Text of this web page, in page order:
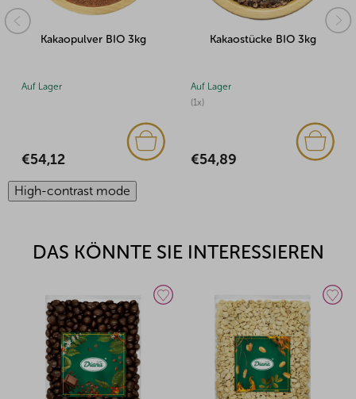
Kakaostücke BIO 3kg Kakaostücke BIO
High-contrast mode
DAS KÖNNTE SIE INTERESSIEREN